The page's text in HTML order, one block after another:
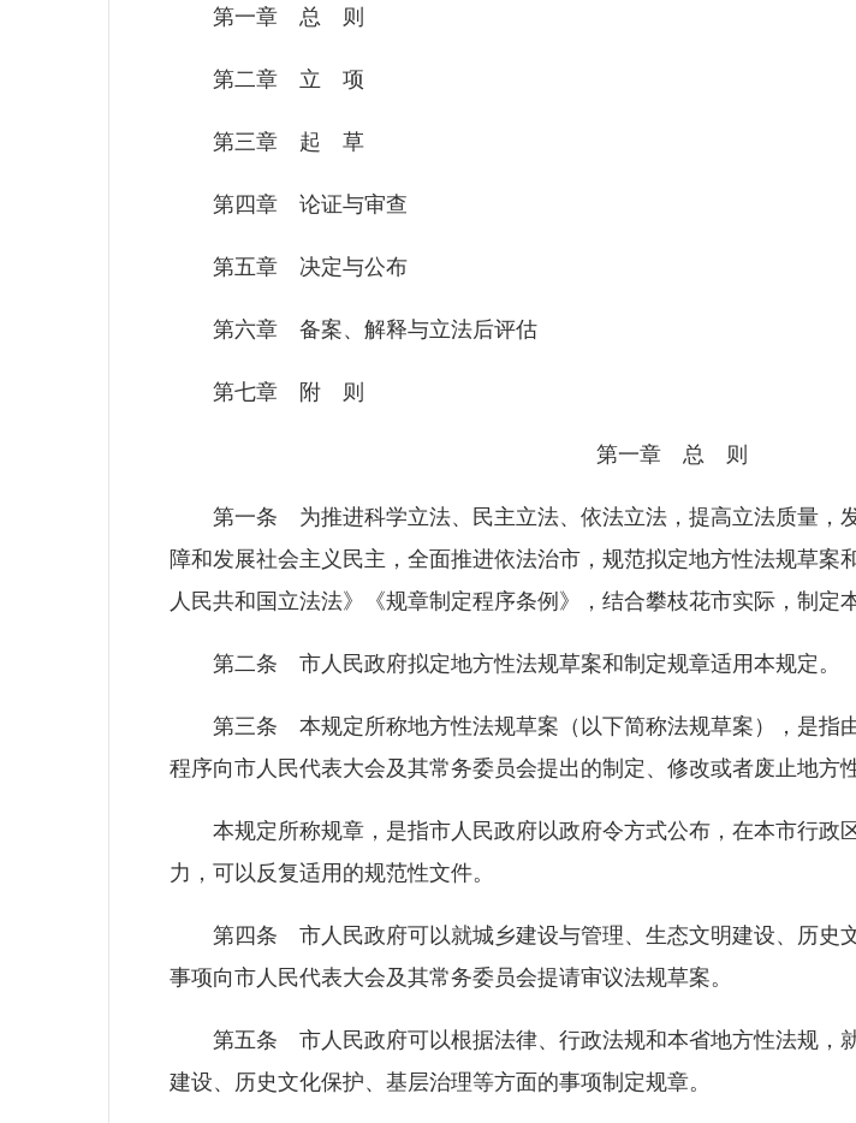
第一章 总 则
第二章 立 项
第三章 起 草
第四章 论证与审查
第五章 决定与公布
第六章 备案、解释与立法后评估
第七章 附 则
第一章 总 则
第一条 为推进科学立法、民主立法、依法立法，提高立法质量，
障和发展社会主义民主，全面推进依法治市，规范拟定地方性法规草案
人民共和国立法法》《规章制定程序条例》，结合攀枝花市实际，制定本
第二条 市人民政府拟定地方性法规草案和制定规章适用本规定。
第三条 本规定所称地方性法规草案（以下简称法规草案），是指
程序向市人民代表大会及其常务委员会提出的制定、修改或者废止地方
本规定所称规章，是指市人民政府以政府令方式公布，在本市行政
力，可以反复适用的规范性文件。
第四条 市人民政府可以就城乡建设与管理、生态文明建设、历史
事项向市人民代表大会及其常务委员会提请审议法规草案。
第五条 市人民政府可以根据法律、行政法规和本省地方性法规，
建设、历史文化保护、基层治理等方面的事项制定规章。